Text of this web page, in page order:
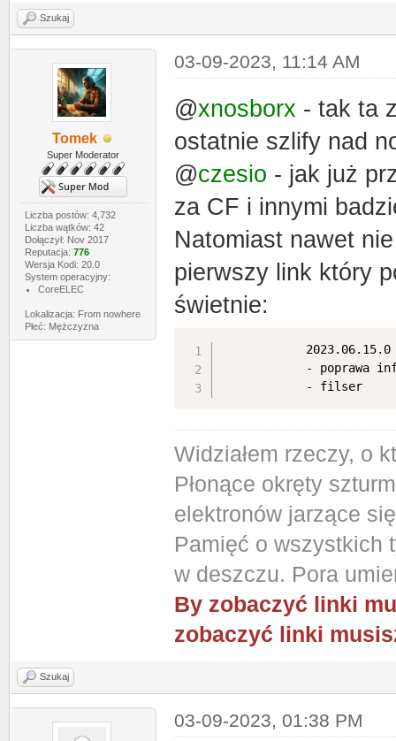
Szukaj
Tomek
Super Moderator
Liczba postów: 4,732
Liczba wątków: 42
Dołączył: Nov 2017
Reputacja: 776
Wersja Kodi: 20.0
System operacyjny:
CoreELEC
Lokalizacja: From nowhere
Płeć: Mężczyzna
03-09-2023, 11:14 AM
@xnosborx - tak ta
ostatnie szlify nad
@czesio - jak już
za CF i innymi
Natomiast nawet
pierwszy link który
świetnie:
            2023.06.15.0
- poprawa
            - filser
Widziałem rzeczy, o
Płonące okręty
elektronów jarzące
Pamięć o wszystkich
w deszczu. Pora
By zobaczyć linki
zobaczyć linki
Szukaj
03-09-2023, 01:38 PM